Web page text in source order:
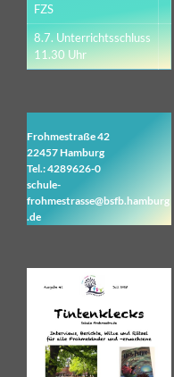
FZS
8.7. Unterrichtsschluss
11.30 Uhr
Frohmestraße 42
22457 Hamburg
Tel.: 4289626-0
schule-
frohmestrasse@bsfb.hamburg
.de